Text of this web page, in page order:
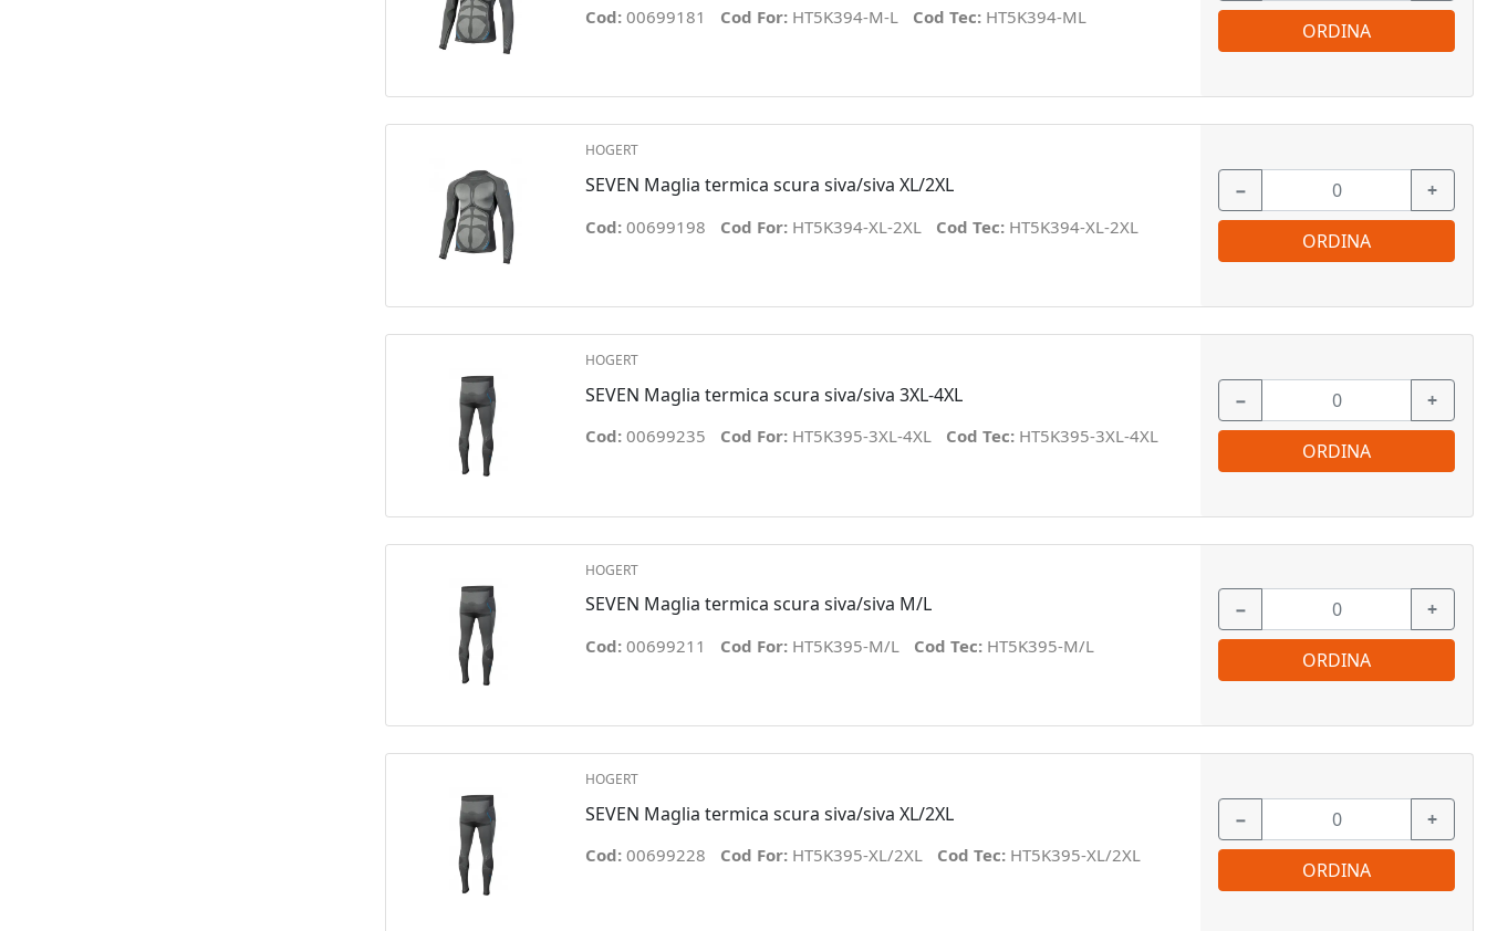
Cod: 00699181 Cod For: HT5K394-M-L Cod Tec: HT5K394-ML
ORDINA
HOGERT
SEVEN Maglia termica scura siva/siva XL/2XL
Cod: 00699198 Cod For: HT5K394-XL-2XL Cod Tec: HT5K394-XL-2XL
− +
ORDINA
HOGERT
SEVEN Maglia termica scura siva/siva 3XL-4XL
Cod: 00699235 Cod For: HT5K395-3XL-4XL Cod Tec: HT5K395-3XL-4XL
− +
ORDINA
HOGERT
SEVEN Maglia termica scura siva/siva M/L
Cod: 00699211 Cod For: HT5K395-M/L Cod Tec: HT5K395-M/L
− +
ORDINA
HOGERT
SEVEN Maglia termica scura siva/siva XL/2XL
Cod: 00699228 Cod For: HT5K395-XL/2XL Cod Tec: HT5K395-XL/2XL
− +
ORDINA